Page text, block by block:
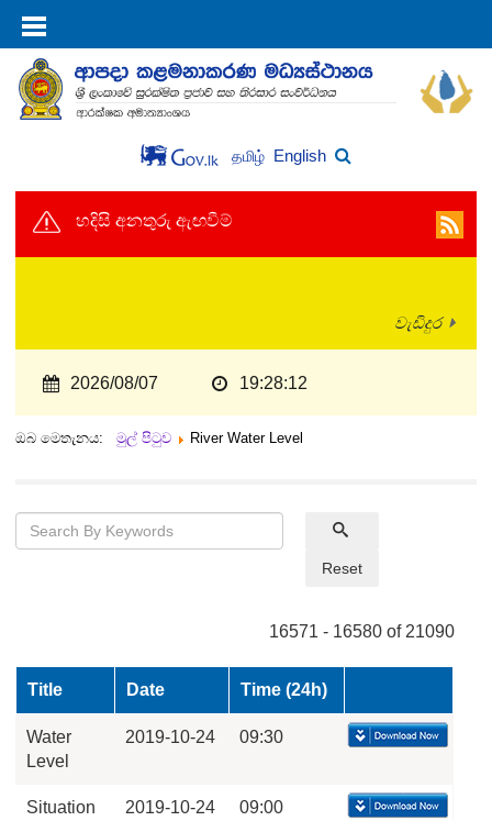
தமிழ் English
හදිසි අනතුරු ඇඟවීම්
වැඩිදුර
2026/08/07 19:28:12
ඔබ මෙතැනය: මුල් පිටුව River Water Level
Reset
16571 - 16580 of 21090
Title Date Time (24h)
Water
Level
2019-10-24 09:30
Situation
2019-10-24 09:00